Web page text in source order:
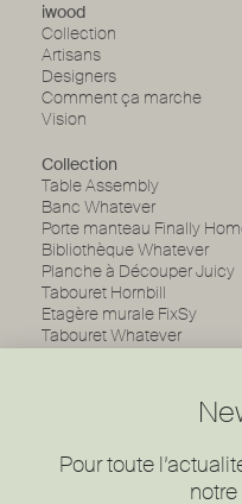
iwood
Collection
Artisans
Designers
Comment ça marche
Vision
Collection
Table Assembly
Banc Whatever
Porte manteau Finally
Bibliothèque Whatever
Planche à Découper Juicy
Tabouret Hornbill
Etagère murale FixSy
Tabouret Whatever
Protections des données
Pour toute